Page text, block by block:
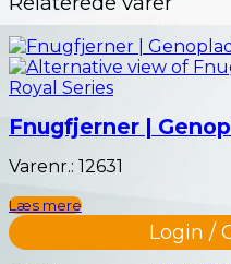
Fnugfjerner |
Varenr.: 12631
Læs mere
Login /